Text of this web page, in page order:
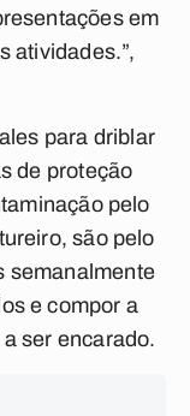
em
atividades.”,
para driblar
de proteção
pelo
são pelo
semanalmente
e compor a
ser encarado.